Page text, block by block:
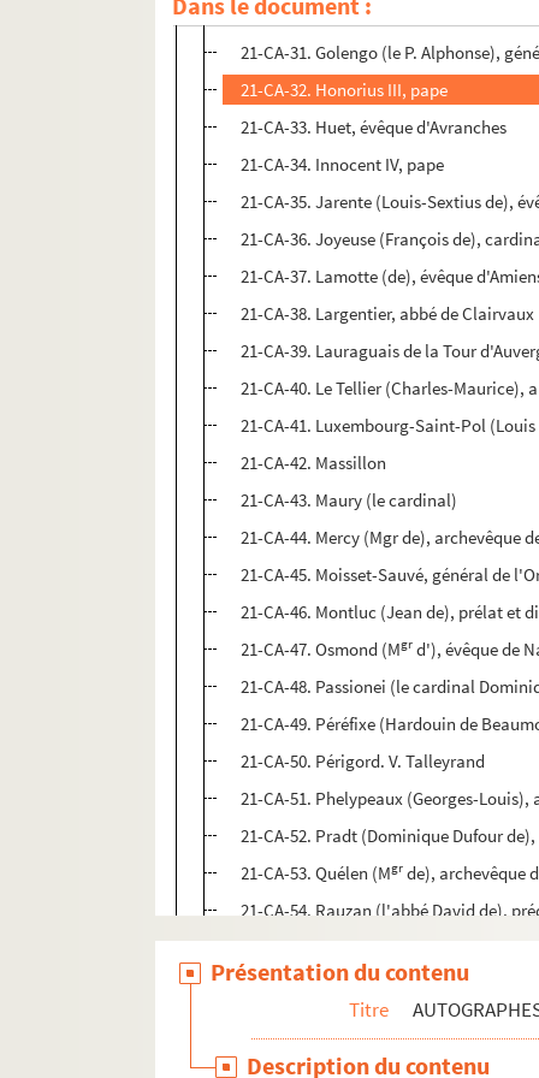
21-CA-30. Gesvres (René Potier de),
21-CA-31. Golengo (le P. Alphonse),
21-CA-32. Honorius III, pape
21-CA-33. Huet, évêque d'Avranches
21-CA-34. Innocent IV, pape
21-CA-35. Jarente (Louis-Sextius de),
21-CA-36. Joyeuse (François de),
21-CA-37. Lamotte (de), évêque
21-CA-38. Largentier, abbé de Clairvaux
21-CA-39. Lauraguais de la Tour
21-CA-40. Le Tellier (Charles-Maurice),
21-CA-41. Luxembourg-Saint-Pol
21-CA-42. Massillon
21-CA-43. Maury (le cardinal)
21-CA-44. Mercy (Mgr de), archevêque
21-CA-45. Moisset-Sauvé, général de
21-CA-46. Montluc (Jean de), prélat et
21-CA-47. Osmond (Mgr d'), évêque de
21-CA-48. Passionei (le cardinal
21-CA-49. Péréfixe (Hardouin de
21-CA-50. Périgord. V. Talleyrand
21-CA-51. Phelypeaux (Georges-Louis),
21-CA-52. Pradt (Dominique Dufour
21-CA-53. Quélen (Mgr de), archevêque
21-CA-54. Rauzan (l'abbé David de),
21-CA-55. Rochebonne (Marie de
21-CA-56. Rochefoucault (François,
21-CA-57. Rohan (Louis-René-
21-CA-58. Roquelaure (Jean-Armand
Présentation du contenu
Titre
Description du contenu